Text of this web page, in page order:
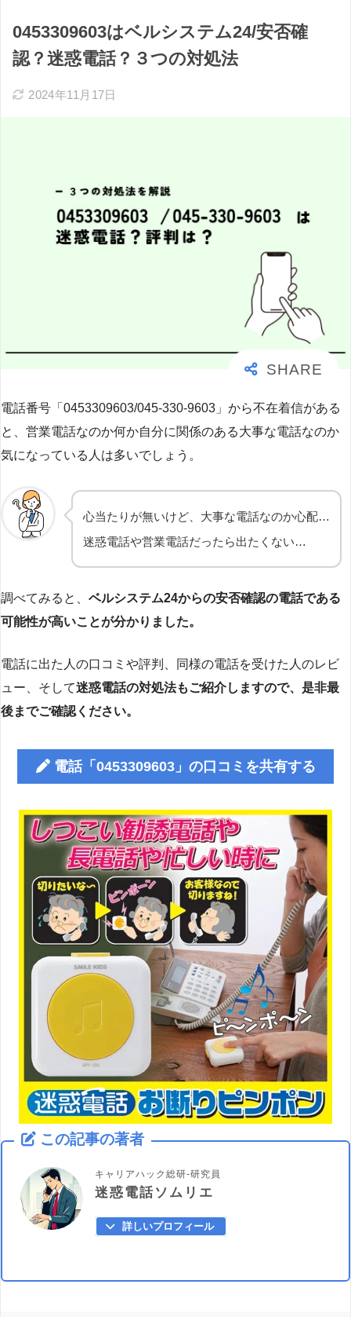
0453309603はベルシステム24/安否確
認？迷惑電話？３つの対処法
2024年11月17日
電話番号「0453309603/045-330-9603」から不在着信がある
と、営業電話なのか何か自分に関係のある大事な電話なのか
気になっている人は多いでしょう。
心当たりが無いけど、大事な電話なのか心配…
迷惑電話や営業電話だったら出たくない…
調べてみると、 ベルシステム24からの安否確認の電話である
可能性が高いことが分かりました。
電話に出た人の口コミや評判、同様の電話を受けた人のレビ
ュー、そして迷惑電話の対処法もご紹介しますので、是非最
後までご確認ください。
電話「0453309603」の口コミを共有する
この記事の著者
キャリアハック総研-研究員
迷惑電話ソムリエ
詳しいプロフィール